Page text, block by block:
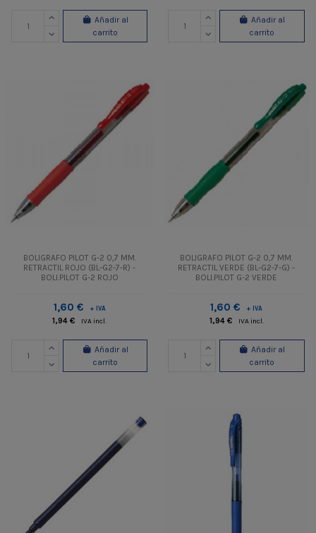
Añadir al
carrito
Añadir al
carrito
BOLIGRAFO PILOT G-2 0,7 MM.
RETRACTIL ROJO (BL-G2-7-R) -
BOLI.PILOT G-2 ROJO
1,60 € + IVA
1,94 € IVA incl.
Añadir al
carrito
BOLIGRAFO PILOT G-2 0,7 MM.
RETRACTIL VERDE (BL-G2-7-G) -
BOLI.PILOT G-2 VERDE
1,60 € + IVA
1,94 € IVA incl.
Añadir al
carrito